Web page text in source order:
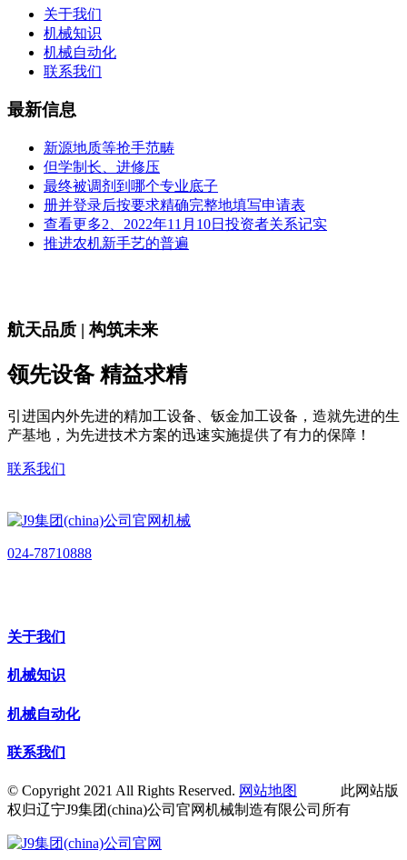
关于我们
机械知识
机械自动化
联系我们
最新信息
新源地质等抢手范畴
但学制长、进修压
最终被调剂到哪个专业底子
册并登录后按要求精确完整地填写申请表
查看更多2、2022年11月10日投资者关系记实
推进农机新手艺的普遍
航天品质 | 构筑未来
领先设备 精益求精
引进国内外先进的精加工设备、钣金加工设备，造就先进的生
产基地，为先进技术方案的迅速实施提供了有力的保障！
联系我们
024-78710888
关于我们
机械知识
机械自动化
联系我们
© Copyright 2021 All Rights Reserved. 网站地图
此网站版
权归辽宁J9集团(china)公司官网机械制造有限公司所有